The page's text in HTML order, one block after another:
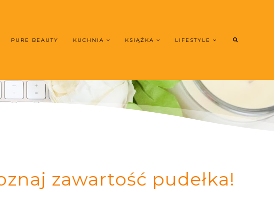
PURE BEAUTY KUCHNIA KSIĄŻKA LIFESTYLE
zawartość pudełka!